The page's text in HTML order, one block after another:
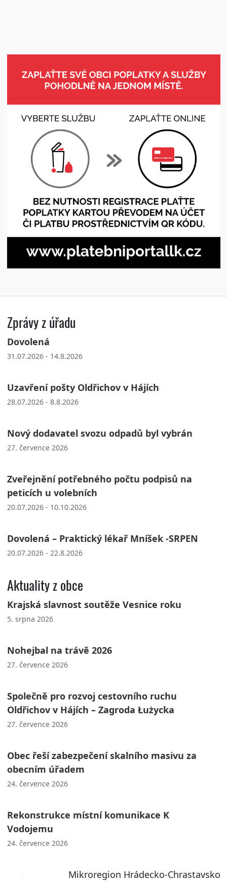
Zprávy z úřadu
Dovolená
31.07.2026 - 14.8.2026
Uzavření pošty Oldřichov v Hájích
28.07.2026 - 8.8.2026
Nový dodavatel svozu odpadů byl vybrán
27. července 2026
Zveřejnění potřebného počtu podpisů na
peticích u volebních
20.07.2026 - 10.10.2026
Dovolená – Praktický lékař Mníšek -SRPEN
20.07.2026 - 22.8.2026
Aktuality z obce
Krajská slavnost soutěže Vesnice roku
5. srpna 2026
Nohejbal na trávě 2026
27. července 2026
Společně pro rozvoj cestovního ruchu
Oldřichov v Hájích – Zagroda Łużycka
27. července 2026
Obec řeší zabezpečení skalního masivu za
obecním úřadem
24. července 2026
Rekonstrukce místní komunikace K
Vodojemu
24. července 2026
Mikroregion Hrádecko-Chrastavsko